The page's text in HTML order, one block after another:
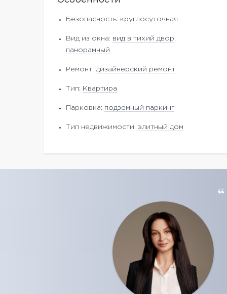
Безопасность: круглосуточная
Вид из окна: вид в тихий двор
панорамный
Ремонт: дизайнерский ремонт
Тип: Квартира
Парковка: подземный паркинг
Тип недвижимости: элитный дом